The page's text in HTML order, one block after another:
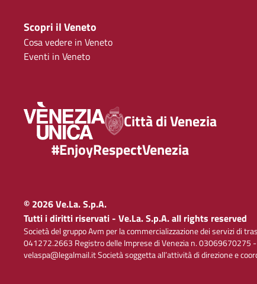
Scopri il Veneto
Cosa vedere in Veneto
Eventi in Veneto
Città di Venezia
#EnjoyRespectVenezia
© 2026 Ve.La. S.p.A.
Tutti i diritti riservati - Ve.La. S.p.A. all rights reserved
Società del gruppo Avm per la commercializzazione dei servizi di
041272.2663 Registro delle Imprese di Venezia n. 03069670275
velaspa@legalmail.it Società soggetta all’attività di direzione e